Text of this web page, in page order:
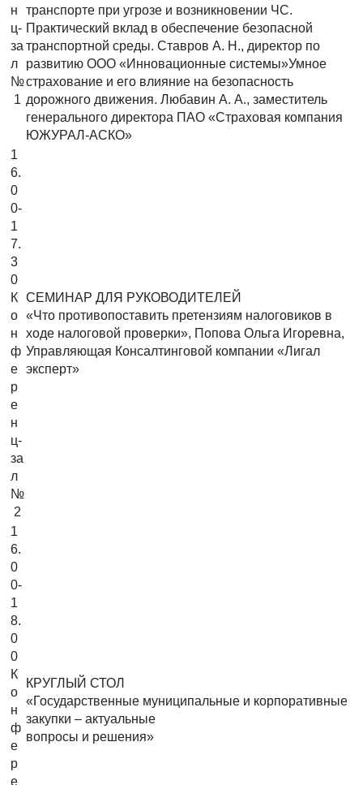
н
ц-
за
л
№
1
транспорте при угрозе и возникновении ЧС.
Практический вклад в обеспечение безопасной
транспортной среды. Ставров А. Н., директор по
развитию ООО «Инновационные системы»Умное
страхование и его влияние на безопасность
дорожного движения. Любавин А. А., заместитель
генерального директора ПАО «Страховая компания
ЮЖУРАЛ-АСКО»
1
6.
0
0-
1
7.
3
0
К
о
н
ф
е
р
е
н
ц-
за
л
№
2
СЕМИНАР ДЛЯ РУКОВОДИТЕЛЕЙ
«Что противопоставить претензиям налоговиков в
ходе налоговой проверки», Попова Ольга Игоревна,
Управляющая Консалтинговой компании «Лигал
эксперт»
1
6.
0
0-
1
8.
0
0
К
о
н
ф
е
р
е
КРУГЛЫЙ СТОЛ
«Государственные муниципальные и корпоративные
закупки – актуальные
вопросы и решения»